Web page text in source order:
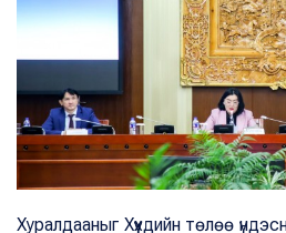
Хуралдааныг Хүүхдийн төлөө